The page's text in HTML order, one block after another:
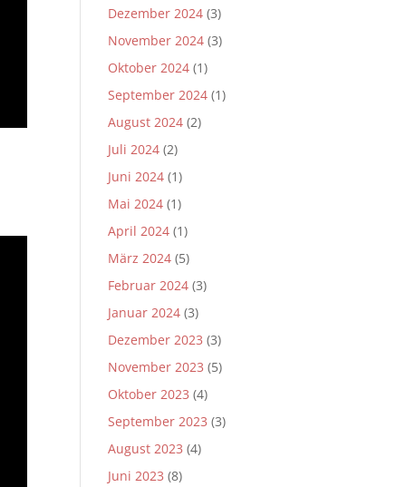
Dezember 2024 (3)
November 2024 (3)
Oktober 2024 (1)
September 2024 (1)
August 2024 (2)
Juli 2024 (2)
Juni 2024 (1)
Mai 2024 (1)
April 2024 (1)
März 2024 (5)
Februar 2024 (3)
Januar 2024 (3)
Dezember 2023 (3)
November 2023 (5)
Oktober 2023 (4)
September 2023 (3)
August 2023 (4)
Juni 2023 (8)